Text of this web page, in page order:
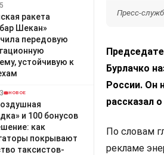
ракета
Шекан»
передовую
устойчивую к
НОВОЕ
и 100 бонусов
как
покрывают
таксистов-
Пресс-
Бурлачко
России. Он
рассказал
По словам
рекламе